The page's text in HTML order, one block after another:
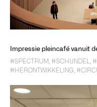
Impressie pleincafé vanuit
#SPECTRUM #SCHIJNDEL
#HERONTWIKKELING